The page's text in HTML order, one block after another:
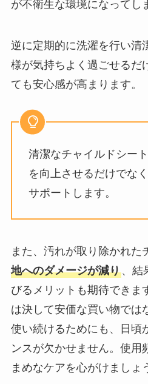
が不衛生な環境になってし
逆に定期的に洗濯を行い清
様が気持ちよく過ごせるだ
ても安心感が高まります。
清潔なチャイルドシー
を向上させるだけでな
サポートします。
また、汚れが取り除かれた
地へのダメージが減り、結
びるメリットも期待できま
は決して安価な買い物では
使い続けるためにも、日頃
ンスが欠かせません。使用
まめなケアを心がけましょ